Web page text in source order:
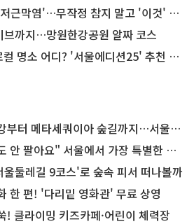
막염'…무작정 참지 말고 '이것' 해보세요!
브까지…망원한강공원 알짜 코스
명소 어디? '서울에디션25' 추천 코스
메타세쿼이아 숲길까지…서울둘레길 15코스
아요" 서울에서 가장 특별한 편의점의 정체
둘레길 9코스'로 숲속 피서 떠나볼까
한 편! '다리밑 영화관' 무료 상영
! 클라이밍 키즈카페·어린이 체력장